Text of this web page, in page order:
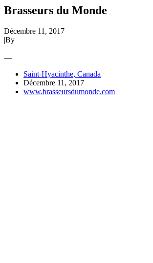
Brasseurs du Monde
Décembre 11, 2017
|By
—
Saint-Hyacinthe, Canada
Décembre 11, 2017
www.brasseursdumonde.com